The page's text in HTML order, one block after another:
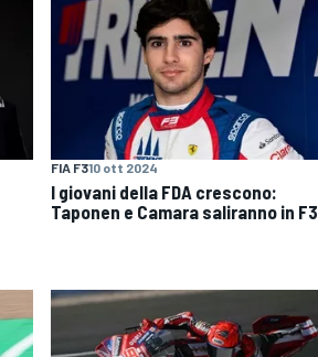
FIA F310 ott 2024
I giovani della FDA crescono:
Taponen e Camara saliranno in F3